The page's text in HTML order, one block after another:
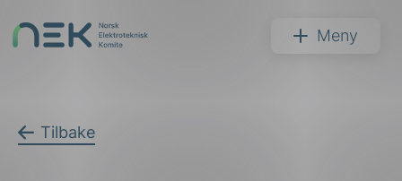
NEK Meny
Tilbake